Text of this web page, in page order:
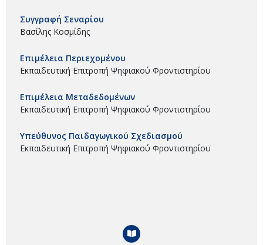
Συγγραφή Σεναρίου
Βασίλης Κοσμίδης
Επιμέλεια Περιεχομένου
Εκπαιδευτική Επιτροπή Ψηφιακού Φροντιστηρίου
Επιμέλεια Μεταδεδομένων
Εκπαιδευτική Επιτροπή Ψηφιακού Φροντιστηρίου
Υπεύθυνος Παιδαγωγικού Σχεδιασμού
Εκπαιδευτική Επιτροπή Ψηφιακού Φροντιστηρίου